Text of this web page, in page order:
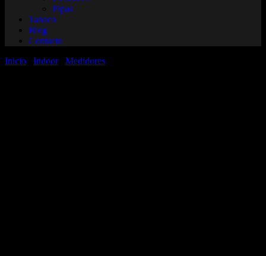
Pipas
Tabaco
Blog
Contacto
Inicio
Indoor/ Medidores